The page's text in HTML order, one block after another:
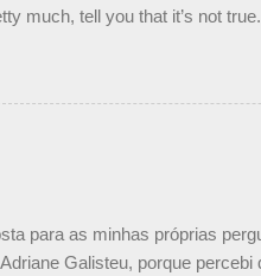
much, tell you that it’s not
— Formula 1 (@F1) October
para as minhas próprias
Galisteu, porque percebi